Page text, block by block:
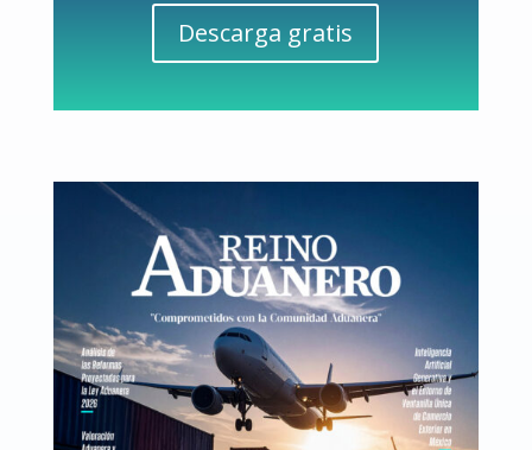
Descarga gratis